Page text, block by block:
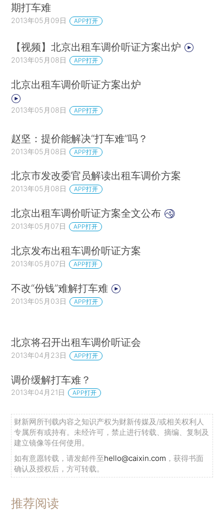
期打车难
2013年05月09日 APP打开
【视频】北京出租车调价听证方案出炉
2013年05月08日 APP打开
北京出租车调价听证方案出炉
2013年05月08日 APP打开
赵坚：提价能解决“打车难”吗？
2013年05月08日 APP打开
北京市发改委官员解读出租车调价方案
2013年05月08日 APP打开
北京出租车调价听证方案全文公布
2013年05月07日 APP打开
北京发布出租车调价听证方案
2013年05月07日 APP打开
不改“份钱”难解打车难
2013年05月03日 APP打开
北京将召开出租车调价听证会
2013年04月23日 APP打开
调价缓解打车难？
2013年04月21日 APP打开
财新网所刊载内容之知识产权为财新传媒及/或相关权利人
专属所有或持有。未经许可，禁止进行转载、摘编、复制及
建立镜像等任何使用。
如有意愿转载，请发邮件至hello@caixin.com ，获得书面
确认及授权后，方可转载。
推荐阅读